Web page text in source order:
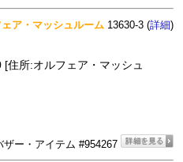
ア・マッシュルーム 13630-3 (詳細)
住所:オルフェア・マッシュ
ー・アイテム #954267